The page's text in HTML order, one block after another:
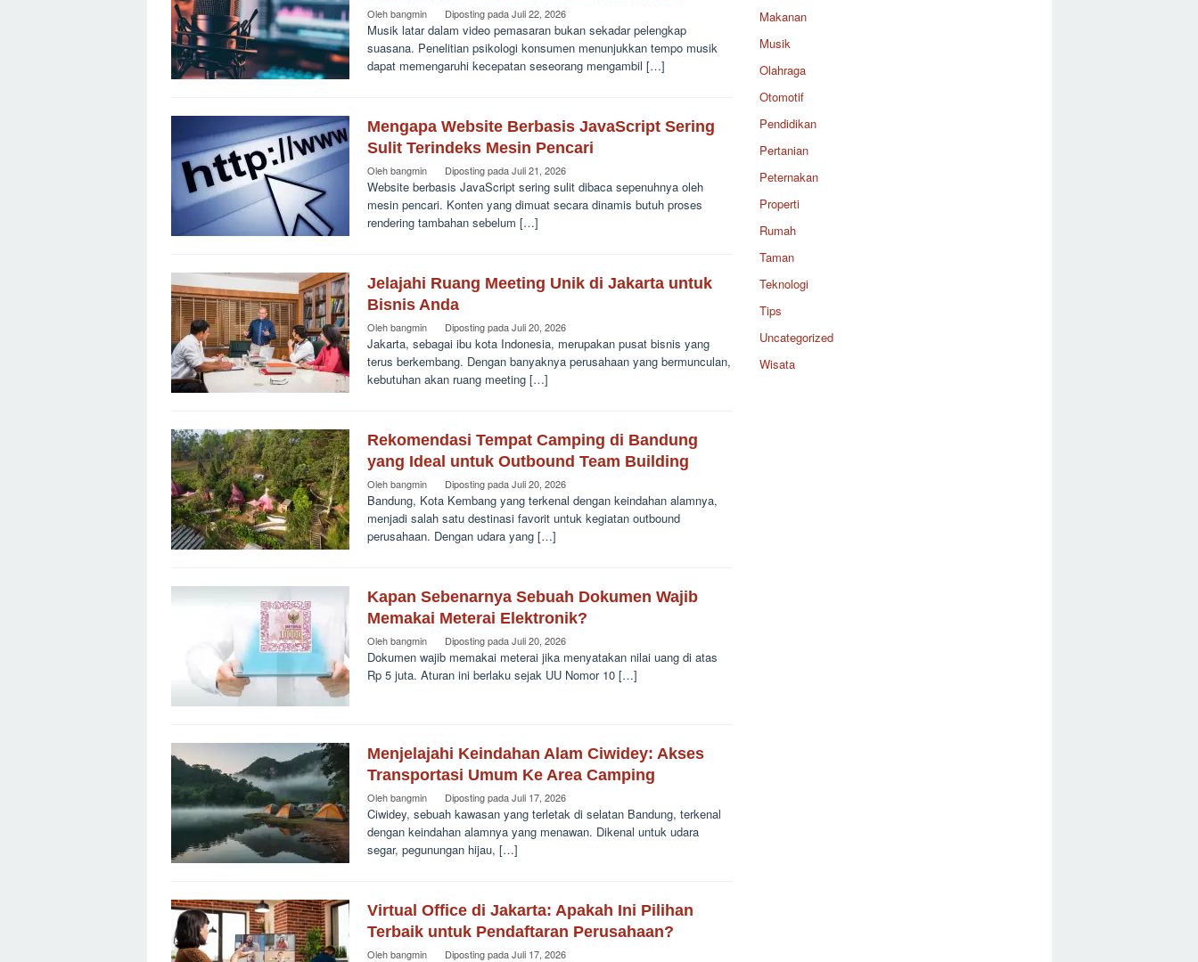
Olehbangmin Diposting padaJuli 22, 2026
Musik latar dalam video pemasaran bukan sekadar pelengkap
suasana. Penelitian psikologi konsumen menunjukkan tempo musik
dapat memengaruhi kecepatan seseorang mengambil […]
Mengapa Website Berbasis JavaScript Sering
Sulit Terindeks Mesin Pencari
Olehbangmin Diposting padaJuli 21, 2026
Website berbasis JavaScript sering sulit dibaca sepenuhnya oleh
mesin pencari. Konten yang dimuat secara dinamis butuh proses
rendering tambahan sebelum […]
Jelajahi Ruang Meeting Unik di Jakarta untuk
Bisnis Anda
Olehbangmin Diposting padaJuli 20, 2026
Jakarta, sebagai ibu kota Indonesia, merupakan pusat bisnis yang
terus berkembang. Dengan banyaknya perusahaan yang bermunculan,
kebutuhan akan ruang meeting […]
Rekomendasi Tempat Camping di Bandung
yang Ideal untuk Outbound Team Building
Olehbangmin Diposting padaJuli 20, 2026
Bandung, Kota Kembang yang terkenal dengan keindahan alamnya,
menjadi salah satu destinasi favorit untuk kegiatan outbound
perusahaan. Dengan udara yang […]
Kapan Sebenarnya Sebuah Dokumen Wajib
Memakai Meterai Elektronik?
Olehbangmin Diposting padaJuli 20, 2026
Dokumen wajib memakai meterai jika menyatakan nilai uang di atas
Rp 5 juta. Aturan ini berlaku sejak UU Nomor 10 […]
Menjelajahi Keindahan Alam Ciwidey: Akses
Transportasi Umum Ke Area Camping
Olehbangmin Diposting padaJuli 17, 2026
Ciwidey, sebuah kawasan yang terletak di selatan Bandung, terkenal
dengan keindahan alamnya yang menawan. Dikenal untuk udara
segar, pegunungan hijau, […]
Virtual Office di Jakarta: Apakah Ini Pilihan
Terbaik untuk Pendaftaran Perusahaan?
Olehbangmin Diposting padaJuli 17, 2026
Makanan
Musik
Olahraga
Otomotif
Pendidikan
Pertanian
Peternakan
Properti
Rumah
Taman
Teknologi
Tips
Uncategorized
Wisata